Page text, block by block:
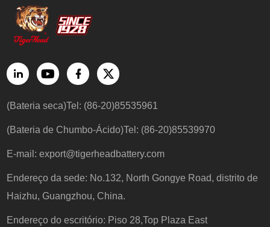
(Bateria seca)Tel: (86-20)85535961
(Bateria de Chumbo-Ácido)Tel: (86-20)85539970
E-mail:export@tigerheadbattery.com
Endereço da sede: No.132, North Gongye Road, distrito de
Haizhu, Guangzhou, China.
Endereço do escritório: Piso 28,Top Plaza East